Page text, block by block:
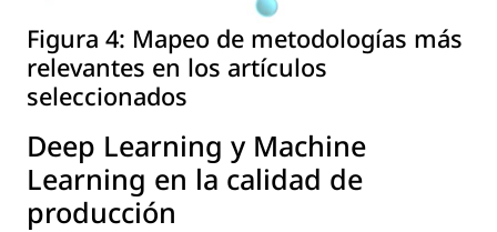
Figura 4: Mapeo de metodologías más
relevantes en los artículos
seleccionados
Deep Learning y Machine
Learning en la calidad de
producción